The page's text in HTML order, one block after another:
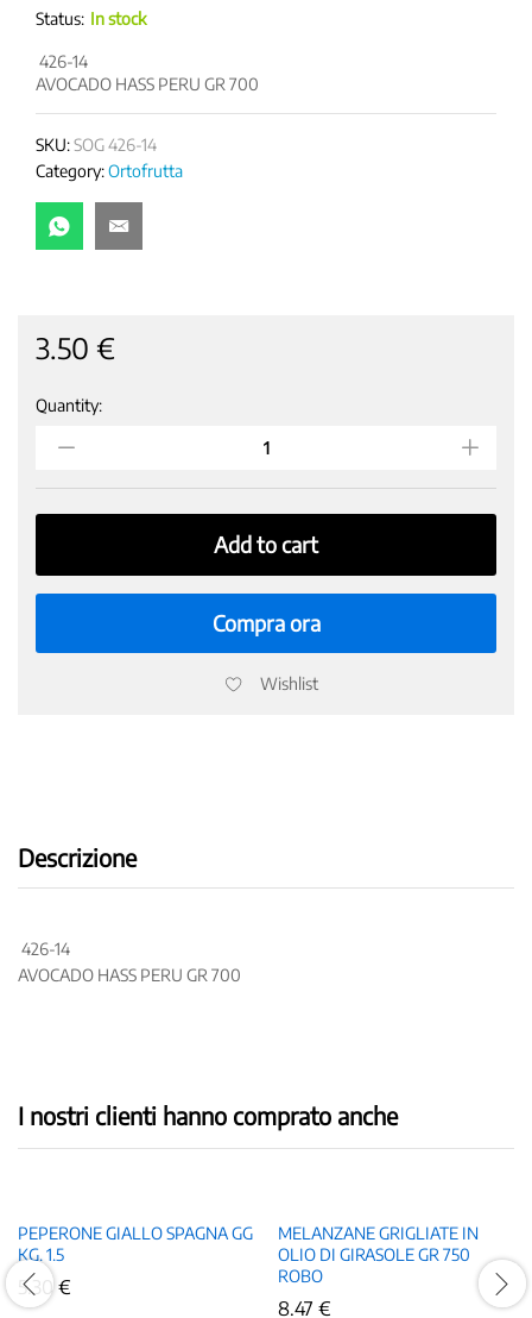
Status: In stock
426-14
AVOCADO HASS PERU GR 700
SKU:SOG 426-14
Category:Ortofrutta
3.50 €
AVOCADO
GR
700
Quantity:
Add to cart
Compra ora
Wishlist
Descrizione
426-14
AVOCADO HASS PERU GR 700
I nostri clienti hanno comprato anche
PEPERONE GIALLO SPAGNA GG
KG. 1.5
5.30 €
MELANZANE GRIGLIATE IN
OLIO DI GIRASOLE GR 750
ROBO
8.47 €